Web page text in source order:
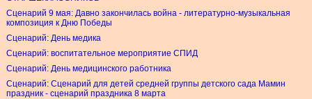
Сценарий 9 мая: Давно закончилась война - литературно-музыкальная
композиция к Дню Победы
Сценарий: День медика
Сценарий: воспитательное мероприятие СПИД
Сценарий: День медицинского работника
Сценарий: Сценарий для детей средней группы детского сада Мамин
праздник - сценарий праздника 8 марта